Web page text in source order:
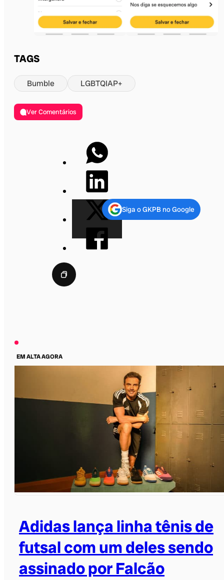
TAGS
Bumble LGBTQIAP+
Ver Comentários
Siga o GKPB no Google
EM ALTA AGORA
Adidas lança linha tênis de
futsal com um deles sendo
assinado por Falcão